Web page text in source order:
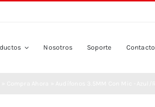
Nosotros Soporte Contacto